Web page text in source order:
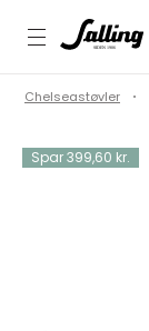
Chelseastøvler
Spar 399,60 kr.